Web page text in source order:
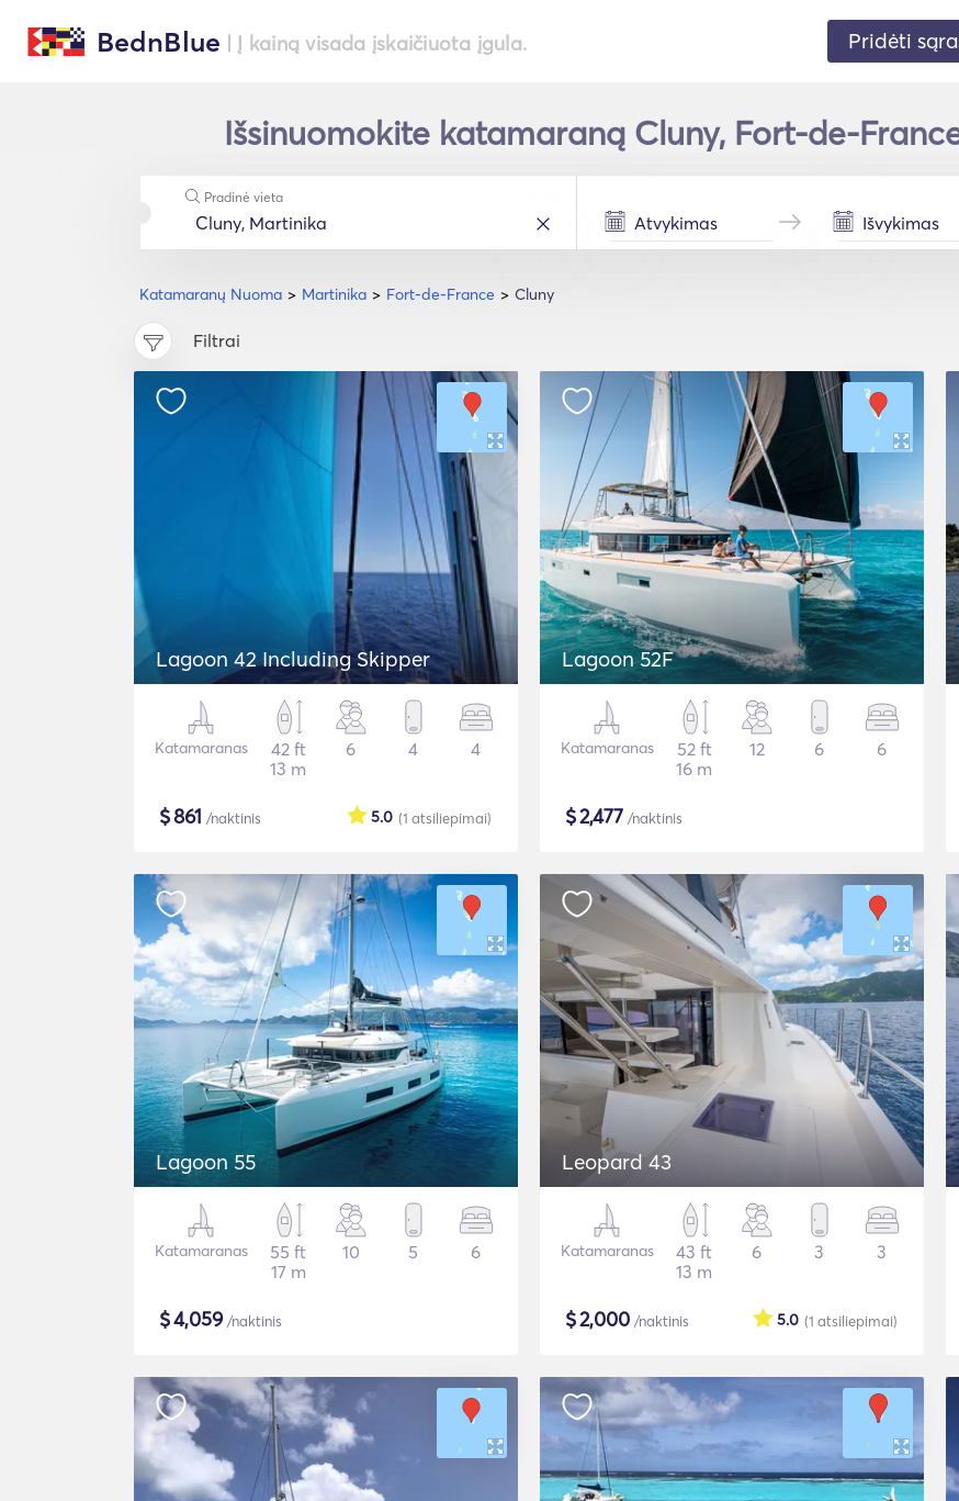
BednBlue | Į kainą visada įskaičiuota įgula. Pridėti
Išsinuomokite katamaraną Cluny, Fort-de-
Katamaranų Nuoma Martinika Fort-de-France Cluny
Pradinė vieta
Filtrai
Lagoon 42 Including Skipper
Katamaranas
42 ft
13 m
6 4 4
$861 /naktinis (1 atsiliepimai)
5.0
Lagoon 52F
Katamaranas
52 ft
16 m
12 6 6
$2,477 /naktinis
Lagoon 55
Katamaranas
55 ft
17 m
10 5 6
$4,059/naktinis
Leopard 43
Katamaranas
43 ft
13 m
6 3 3
$2,000 /naktinis (1 atsiliepimai)
5.0